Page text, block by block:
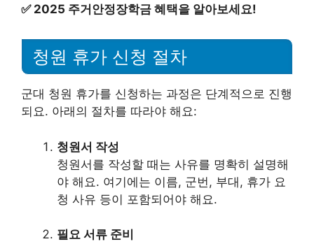
✅ 2025 주거안정장학금 혜택을 알아보세요!
청원 휴가 신청 절차
군대 청원 휴가를 신청하는 과정은 단계적으로 진행
되요. 아래의 절차를 따라야 해요:
청원서 작성
청원서를 작성할 때는 사유를 명확히 설명해
야 해요. 여기에는 이름, 군번, 부대, 휴가 요
청 사유 등이 포함되어야 해요.
필요 서류 준비